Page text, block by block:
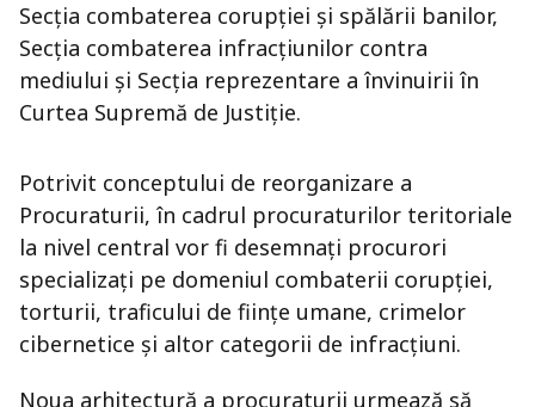
Secția combaterea corupției și spălării banilor,
Secția combaterea infracțiunilor contra
mediului și Secția reprezentare a învinuirii în
Curtea Supremă de Justiție.
Potrivit conceptului de reorganizare a
Procuraturii, în cadrul procuraturilor teritoriale
la nivel central vor fi desemnați procurori
specializați pe domeniul combaterii corupției,
torturii, traficului de ființe umane, crimelor
cibernetice și altor categorii de infracțiuni.
Noua arhitectură a procuraturii urmează să